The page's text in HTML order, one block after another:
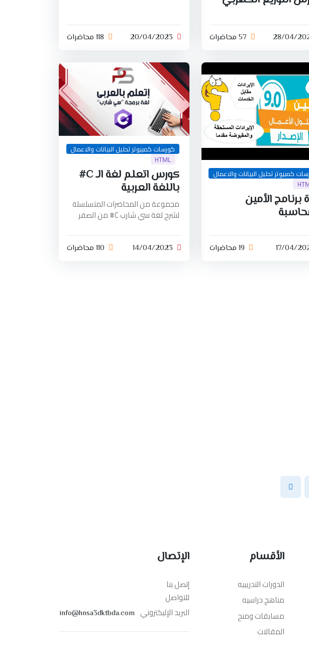
28/04/ 57 محاضرات 20/04/2023 118 محاضرات
كمبيوتر تحليل البيانات والاعمال
برنامج الأمين
17/04/ 19 محاضرات
كورسات كمبيوتر تحليل البيانات والاعمال
HTML
كورس اتعلم لغة الـ C#
باللغة العربية
مجموعة من المحاضرات المتسلسلة
لشرح لغة سي شارب C# من الصفر
14/04/2023 110 محاضرات
الأقسام
الدورات التدريبيه
مناهج دراسيه
مسابقات ومنح
المقالات
الإتصال
إتصل بنا
للتواصل
البريد الإليكتروني info@hnsa3dktbda.com